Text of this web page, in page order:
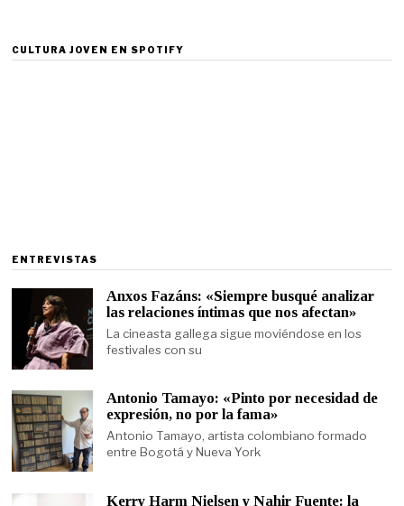
CULTURA JOVEN EN SPOTIFY
ENTREVISTAS
Anxos Fazáns: «Siempre busqué analizar
las relaciones íntimas que nos afectan»
La cineasta gallega sigue moviéndose en los
festivales con su
Antonio Tamayo: «Pinto por necesidad de
expresión, no por la fama»
Antonio Tamayo, artista colombiano formado
entre Bogotá y Nueva York
Kerry Harm Nielsen y Nahir Fuente: la